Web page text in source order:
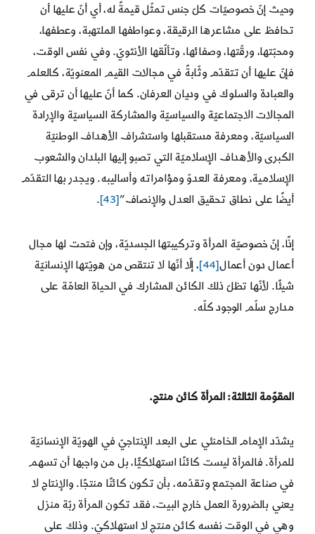
وحيث إنّ خصوصيّات كلّ جنس تمثّل قيمةً له، أي أنّ عليها أن
تحافظ على مشاعرها الرقيقة، وعواطفها الملتهبة، وعطفها،
ومحبّتها، ورقّتها، وصفائها، وتألّقها الأنثويّ. وفي نفس الوقت،
فإنّ عليها أن تتقدّم وثّابةً في مجالات القيم المعنويّة، كالعلم
والعبادة والسلوك في وديان العرفان. كما أنّ عليها أن ترقى في
المجالات الاجتماعيّة والسياسيّة والمشاركة السياسيّة والإرادة
السياسيّة، ومعرفة مستقبلها واستشراف الأهداف الوطنيّة
الكبرى والأهداف الإسلاميّة التي تصبو إليها البلدان والشعوب
الإسلامية، ومعرفة العدوّ ومؤامراته وأساليبه. ويجدر بها التقدّم
أيضًا على نطاق تحقيق العدل والإنصاف”[43]
.
إذًا، إنّ خصوصيّة المرأة وتركيبتها الجسديّة، وإن فتحت لها مجال
أعمال دون أعمال[44]
، إلّا أنّها لا تنتقص من هويّتها الإنسانيّة
شيئًا. لأنّها تظلّ ذلك الكائن المشارك في الحياة العامّة على
مدارج سلّم الوجود كلّه.
المقوّمة الثالثة: المرأة كائن منتج.
يشدّد الإمام الخامنئي على البعد الإنتاجيّ في الهويّة الإنسانيّة
للمرأة. فالمرأة ليست كائنًا استهلاكيًّا، بل من واجبها أن تسهم
في صناعة المجتمع وتقدّمه، بأن تكون كائنًا منتجًا. والإنتاج لا
يعني بالضرورة العمل خارج البيت، فقد تكون المرأة ربّة منزل
وهي في الوقت نفسه كائن منتج لا استهلاكيّ. وذلك على